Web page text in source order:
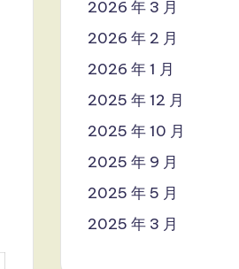
2026 年 3 月
2026 年 2 月
2026 年 1 月
2025 年 12 月
2025 年 10 月
2025 年 9 月
2025 年 5 月
2025 年 3 月